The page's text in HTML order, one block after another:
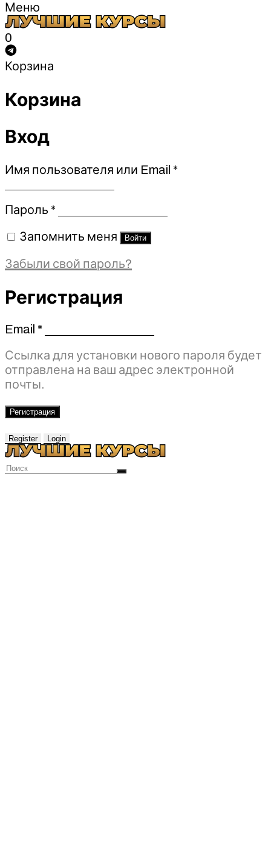
Меню
0
Корзина
Корзина
Вход
Имя пользователя или Email *Обязательно
Пароль *Обязательно
Запомнить меня Войти
Забыли свой пароль?
Регистрация
Email *Обязательно
Ссылка для установки нового пароля будет
отправлена ​​на ваш адрес электронной
почты.
Регистрация
Register Login